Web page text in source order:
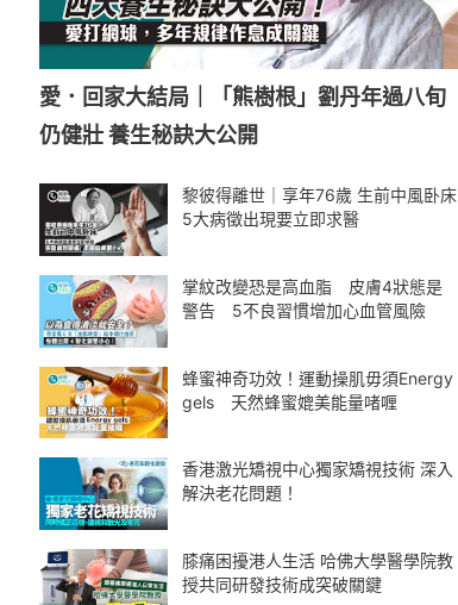
愛．回家大結局｜「熊樹根」劉丹年過八旬
仍健壯 養生秘訣大公開
黎彼得離世｜享年76歲 生前中風卧床
5大病徵出現要立即求醫
掌紋改變恐是高血脂 皮膚4狀態是
警告 5不良習慣增加心血管風險
蜂蜜神奇功效！運動操肌毋須Energy
gels 天然蜂蜜媲美能量啫喱
香港激光矯視中心獨家矯視技術 深入
解決老花問題！
膝痛困擾港人生活 哈佛大學醫學院教
授共同研發技術成突破關鍵